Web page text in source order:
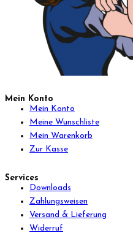
Mein Konto
Mein Konto
Meine Wunschliste
Mein Warenkorb
Zur Kasse
Services
Downloads
Zahlungsweisen
Versand & Lieferung
Widerruf